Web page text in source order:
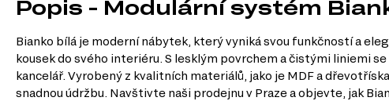
Popis - Modulární systém
Bianko bílá je moderní nábytek, který vyniká svou funkčností a
kousek do svého interiéru. S lesklým povrchem a čistými liniemi
kancelář. Vyrobený z kvalitních materiálů, jako je MDF a
snadnou údržbu. Navštivte naši prodejnu v Praze a objevte, jak